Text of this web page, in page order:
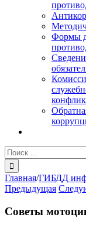
Формы
Результат
поиска:
Главная/ГИБДД
Предыдущая
Советы